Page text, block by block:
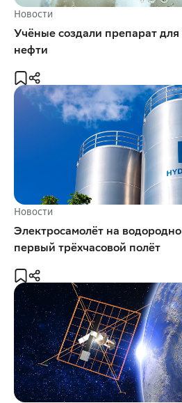
Новости
Учёные создали препарат для
нефти
Новости
Электросамолёт на
первый трёхчасовой полёт